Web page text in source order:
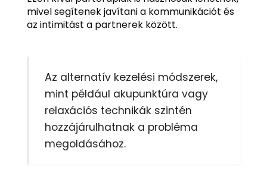
mivel segítenek javítani a kommunikációt és
az intimitást a partnerek között.
Az alternatív kezelési módszerek,
mint például akupunktúra vagy
relaxációs technikák szintén
hozzájárulhatnak a probléma
megoldásához.